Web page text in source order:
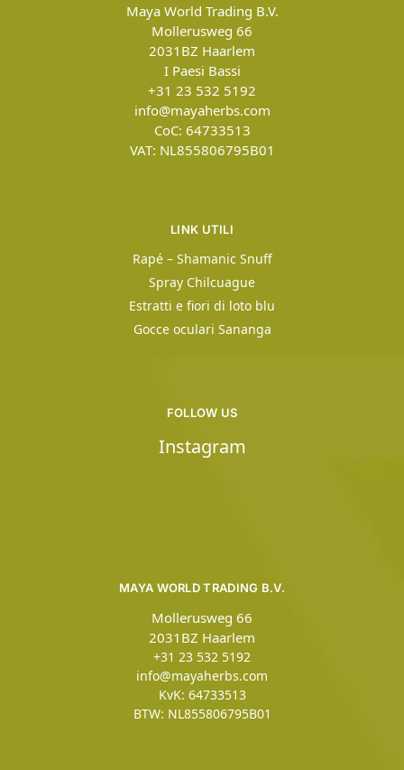
Maya World Trading B.V.
Mollerusweg 66
2031BZ Haarlem
I Paesi Bassi
+31 23 532 5192
info@mayaherbs.com
CoC: 64733513
VAT: NL855806795B01
LINK UTILI
Rapé – Shamanic Snuff
Spray Chilcuague
Estratti e fiori di loto blu
Gocce oculari Sananga
MAYA WORLD TRADING B.V.
Mollerusweg 66
2031BZ Haarlem
+31 23 532 5192
info@mayaherbs.com
KvK: 64733513
BTW: NL855806795B01
FOLLOW US
Instagram